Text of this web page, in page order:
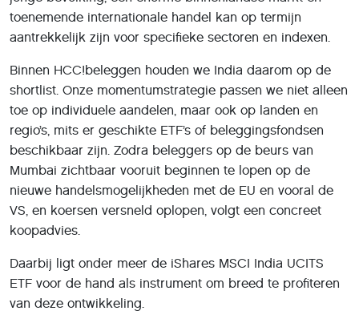
toenemende internationale handel kan op termijn
aantrekkelijk zijn voor specifieke sectoren en indexen.
Binnen HCC!beleggen houden we India daarom op de
shortlist. Onze momentumstrategie passen we niet alleen
toe op individuele aandelen, maar ook op landen en
regio’s, mits er geschikte ETF’s of beleggingsfondsen
beschikbaar zijn. Zodra beleggers op de beurs van
Mumbai zichtbaar vooruit beginnen te lopen op de
nieuwe handelsmogelijkheden met de EU en vooral de
VS, en koersen versneld oplopen, volgt een concreet
koopadvies.
Daarbij ligt onder meer de iShares MSCI India UCITS
ETF voor de hand als instrument om breed te profiteren
van deze ontwikkeling.